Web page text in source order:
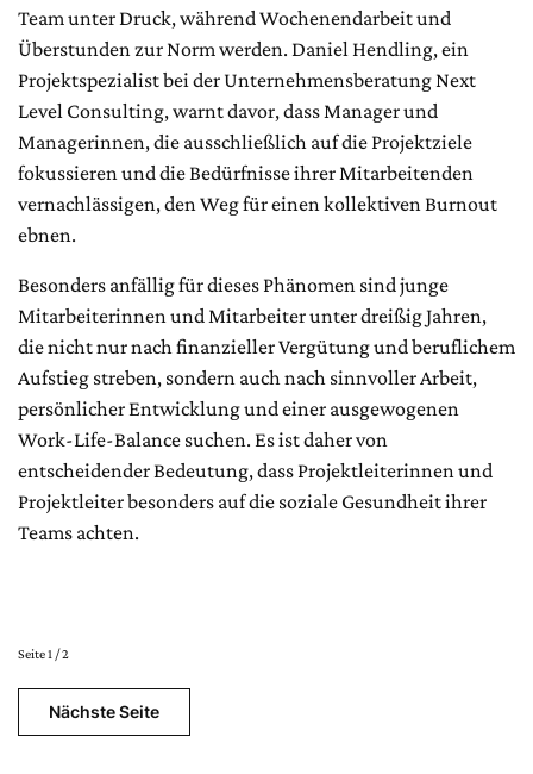
Team unter Druck, während Wochenendarbeit und
Überstunden zur Norm werden. Daniel Hendling, ein
Projektspezialist bei der Unternehmensberatung Next
Level Consulting, warnt davor, dass Manager und
Managerinnen, die ausschließlich auf die Projektziele
fokussieren und die Bedürfnisse ihrer Mitarbeitenden
vernachlässigen, den Weg für einen kollektiven Burnout
ebnen.
Besonders anfällig für dieses Phänomen sind junge
Mitarbeiterinnen und Mitarbeiter unter dreißig Jahren,
die nicht nur nach finanzieller Vergütung und beruflichem
Aufstieg streben, sondern auch nach sinnvoller Arbeit,
persönlicher Entwicklung und einer ausgewogenen
Work-Life-Balance suchen. Es ist daher von
entscheidender Bedeutung, dass Projektleiterinnen und
Projektleiter besonders auf die soziale Gesundheit ihrer
Teams achten.
Seite 1 / 2
Nächste Seite